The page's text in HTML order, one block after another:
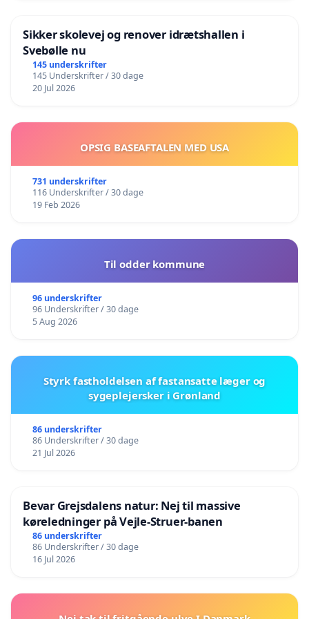
Sikker skolevej og renover idrætshallen i
Svebølle nu
145 underskrifter
145 Underskrifter / 30 dage
20 Jul 2026
OPSIG BASEAFTALEN MED USA
731 underskrifter
116 Underskrifter / 30 dage
19 Feb 2026
Til odder kommune
96 underskrifter
96 Underskrifter / 30 dage
5 Aug 2026
Styrk fastholdelsen af fastansatte læger og
sygeplejersker i Grønland
86 underskrifter
86 Underskrifter / 30 dage
21 Jul 2026
Bevar Grejsdalens natur: Nej til massive
køreledninger på Vejle-Struer-banen
86 underskrifter
86 Underskrifter / 30 dage
16 Jul 2026